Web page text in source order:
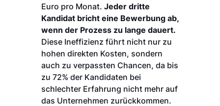
Euro pro Monat. Jeder dritte
Kandidat bricht eine Bewerbung ab,
wenn der Prozess zu lange dauert.
Diese Ineffizienz führt nicht nur zu
hohen direkten Kosten, sondern
auch zu verpassten Chancen, da bis
zu 72% der Kandidaten bei
schlechter Erfahrung nicht mehr auf
das Unternehmen zurückkommen.